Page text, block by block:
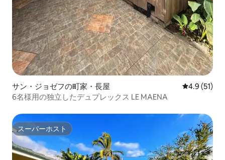
サン・ジョゼフの町家・長屋 レビュー51
4.9 (51)
6名様用の独立したデュプレックス LE MAENA
スーパーホスト
スーパーホスト